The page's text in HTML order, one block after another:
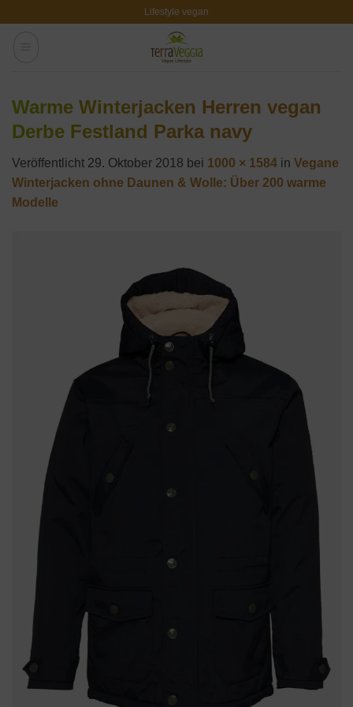
Lifestyle vegan
Warme Winterjacken Herren vegan
Derbe Festland Parka navy
Veröffentlicht 29. Oktober 2018 bei 1000 × 1584 in Vegane
Winterjacken ohne Daunen & Wolle: Über 200 warme
Modelle